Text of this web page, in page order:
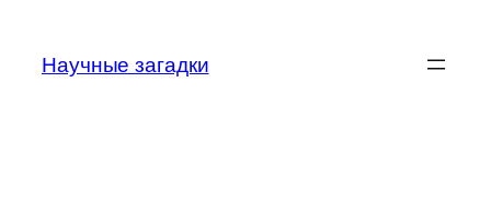
содержимому
Научные загадки